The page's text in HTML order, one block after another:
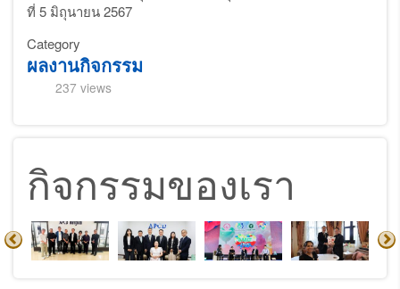
ที่ 5 มิถุนายน 2567
Category
ผลงานกิจกรรม
237 views
กิจกรรมของเรา